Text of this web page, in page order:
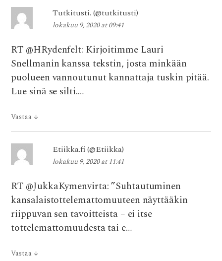
Tutkitusti. (@tutkitusti)
lokakuu 9, 2020 at 09:41
RT @HRydenfelt: Kirjoitimme Lauri
Snellmanin kanssa tekstin, josta minkään
puolueen vannoutunut kannattaja tuskin pitää.
Lue sinä se silti.…
Vastaa ↓
Etiikka.fi (@Etiikka)
lokakuu 9, 2020 at 11:41
RT @JukkaKymenvirta: ”Suhtautuminen
kansalaistottelemattomuuteen näyttääkin
riippuvan sen tavoitteista – ei itse
tottelemattomuudesta tai e…
Vastaa ↓